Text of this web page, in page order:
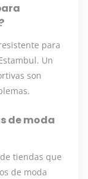
para
Un
son
de moda
tiendas que
de moda